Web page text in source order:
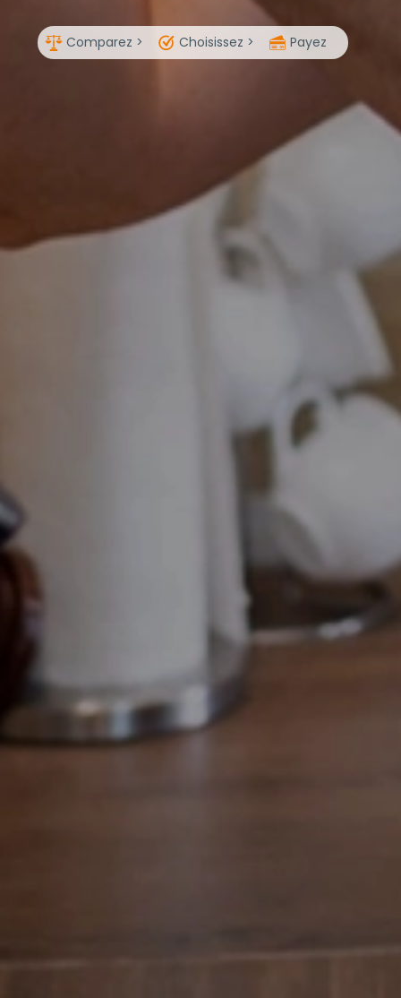
Comparez > Choisissez > Payez